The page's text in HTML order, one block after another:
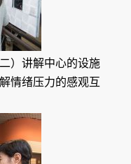
）讲解中心的设施
情绪压力的感观互